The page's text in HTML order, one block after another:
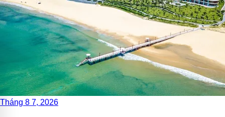
Tháng 8 7, 2026